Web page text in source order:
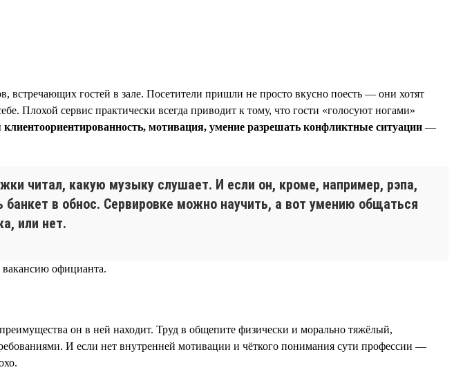
встречающих гостей в зале. Посетители пришли не просто вкусно поесть — они хотят
Плохой сервис практически всегда приводит к тому, что гости «голосуют ногами»
клиентоориентированность, мотивация, умение разрешать конфликтные ситуации —
читал, какую музыку слушает. И если он, кроме, например, рэпа,
в обнос. Сервировке можно научить, а вот умению общаться
или нет.
вакансию официанта.
он в ней находит. Труд в общепите физически и морально тяжёлый,
И если нет внутренней мотивации и чёткого понимания сути профессии —